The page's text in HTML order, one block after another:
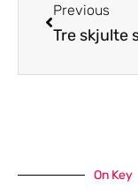
Previous
On Key